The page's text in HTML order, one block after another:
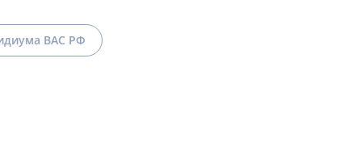
ВАС РФ